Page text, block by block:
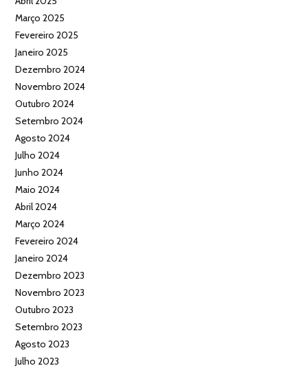
Março 2025
Fevereiro 2025
Janeiro 2025
Dezembro 2024
Novembro 2024
Outubro 2024
Setembro 2024
Agosto 2024
Julho 2024
Junho 2024
Maio 2024
Abril 2024
Março 2024
Fevereiro 2024
Janeiro 2024
Dezembro 2023
Novembro 2023
Outubro 2023
Setembro 2023
Agosto 2023
Julho 2023